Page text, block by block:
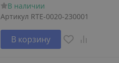
В наличии
Артикул RTE-0020-230001
В корзину